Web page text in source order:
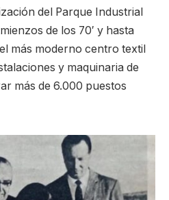
del Parque Industrial
de los 70′ y hasta
más moderno centro textil
y maquinaria de
más de 6.000 puestos